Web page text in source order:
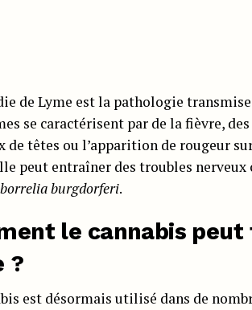
de Lyme est la pathologie
se caractérisent par de la fièvre,
de têtes ou l’apparition de rougeur
peut entraîner des troubles nerveux
borrelia burgdorferi.
le cannabis
?
est désormais utilisé dans de